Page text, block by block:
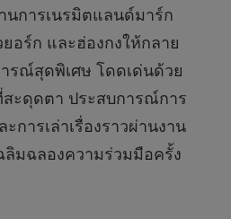
นการเนรมิตแลนด์มาร์ก
อร์ก และฮ่องกงให้กลาย
รณ์สุดพิเศษ โดดเด่นด้วย
ะดุดตา ประสบการณ์การ
การเล่าเรื่องราวผ่านงาน
ลิมฉลองความร่วมมือครั้ง